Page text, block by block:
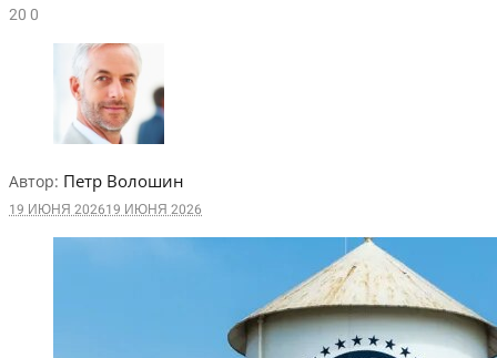
200
Автор: Петр Волошин
19 ИЮНЯ 202619 ИЮНЯ 2026